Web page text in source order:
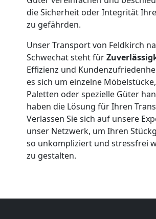
die Sicherheit oder Integrität
zu gefährden.
Unser Transport von Feldkirch
Schwechat steht für
Effizienz und
es sich um einzelne
Paletten oder spezielle Güter
haben die Lösung für Ihren
Verlassen Sie sich auf unsere
unser Netzwerk, um Ihren
so unkompliziert und stressfrei
zu gestalten.
Umzug
Feldkirch
Qualitäts-
Umzüge
Feldkirch
Vereinsumzug
Feldkirch